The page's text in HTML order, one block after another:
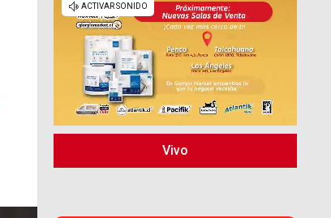
Noticias UdeC
La Discusión
Vivo